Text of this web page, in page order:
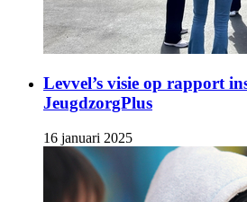
Levvel’s visie op rapport
JeugdzorgPlus
16 januari 2025